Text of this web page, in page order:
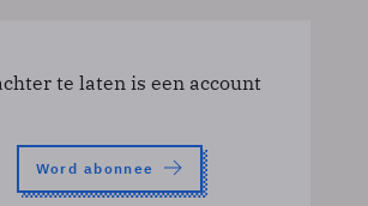
te laten is een account
Word abonnee